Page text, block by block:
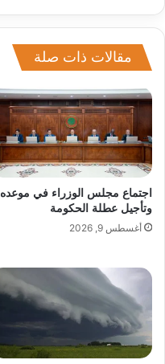
مقالات ذات صلة
اجتماع مجلس الوزراء في موعده
وتأجيل عطلة الحكومة
أغسطس 9, 2026